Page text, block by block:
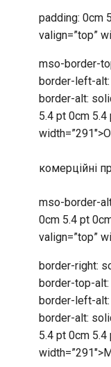
padding: 0cm
valign=”top”
mso-border-
border-left-
border-alt:
5.4 pt 0cm 5.4
комерційні
mso-border-
0cm 5.4 pt
valign=”top”
border-right:
border-top-
border-left-
border-alt:
5.4 pt 0cm 5.4